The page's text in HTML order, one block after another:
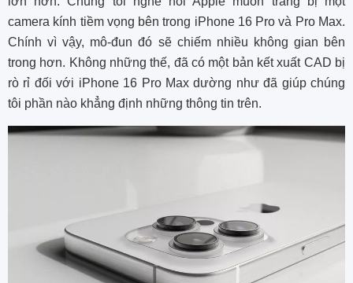
camera kính tiềm vọng bên trong iPhone 16 Pro và Pro Max.
Chính vì vậy, mô-đun đó sẽ chiếm nhiều không gian bên
trong hơn. Không những thế, đã có một bản kết xuất CAD bị
rò rỉ đối với iPhone 16 Pro Max dường như đã giúp chúng
tôi phần nào khẳng định những thông tin trên.